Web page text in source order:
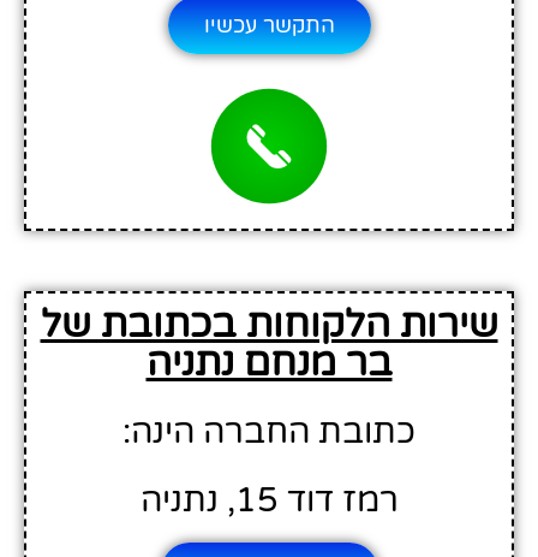
התקשר עכשיו
שירות הלקוחות בכתובת של
בר מנחם נתניה
כתובת החברה הינה:
רמז דוד 15, נתניה